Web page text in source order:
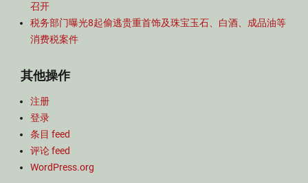
召开
税务部门曝光8起偷逃贵重首饰及珠宝玉石、白酒、成品油等
消费税案件
其他操作
注册
登录
条目 feed
评论 feed
WordPress.org